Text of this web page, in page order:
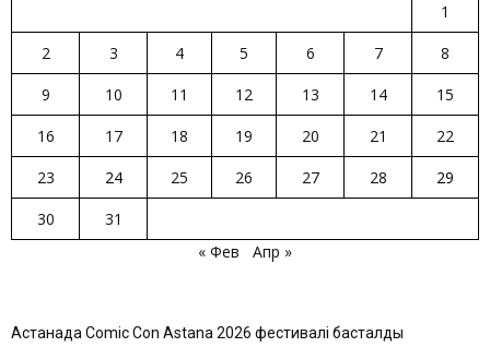
1
2
3 4 5 6 7
8
9
10 11 12 13 14
15
16
17 18 19 20 21
22
23
24 25 26 27 28
29
30
31
« Фев
Апр »
Астанада Comic Con Astana 2026 фестивалі басталды